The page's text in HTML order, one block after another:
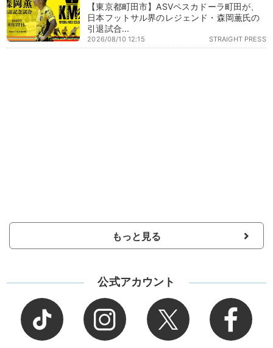
【東京都町田市】ASVペスカドーラ町田が、
日本フットサル界のレジェンド・森岡薫氏の
引退試合...
STRAIGHT PRESS
2026/08/10 12:15
もっと見る
公式アカウント